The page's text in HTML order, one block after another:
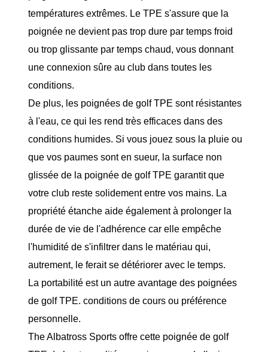
températures extrêmes. Le TPE s'assure que la
poignée ne devient pas trop dure par temps froid
ou trop glissante par temps chaud, vous donnant
une connexion sûre au club dans toutes les
conditions.
De plus, les poignées de golf TPE sont résistantes
à l'eau, ce qui les rend très efficaces dans des
conditions humides. Si vous jouez sous la pluie ou
que vos paumes sont en sueur, la surface non
glissée de la poignée de golf TPE garantit que
votre club reste solidement entre vos mains. La
propriété étanche aide également à prolonger la
durée de vie de l'adhérence car elle empêche
l'humidité de s'infiltrer dans le matériau qui,
autrement, le ferait se détériorer avec le temps.
La portabilité est un autre avantage des poignées
de golf TPE. conditions de cours ou préférence
personnelle.
The Albatross Sports offre cette poignée de golf